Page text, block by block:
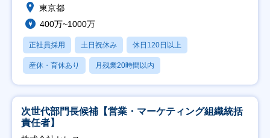
東京都
400万~1000万
正社員採用 土日祝休み 休日120日以上
産休・育休あり 月残業20時間以内
次世代部門長候補【営業・マーケティング組織統括
責任者】